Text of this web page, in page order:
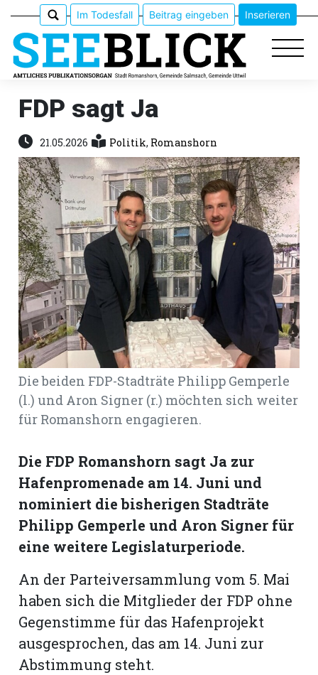
Epaper
Veranstaltungen
Erlebnisführer
App
Romanshorn:
offizielle
Mitteilungen
Im Todesfall Beitrag eingeben Inserieren
FDP sagt Ja
21.05.2026 Politik, Romanshorn
Die beiden FDP-Stadträte Philipp Gemperle
(l.) und Aron Signer (r.) möchten sich weiter
für Romanshorn engagieren.
Die FDP Romanshorn sagt Ja zur
Hafenpromenade am 14. Juni und
nominiert die bisherigen Stadträte
Philipp Gemperle und Aron Signer für
eine weitere Legislaturperiode.
An der Parteiversammlung vom 5. Mai
haben sich die Mitglieder der FDP ohne
Gegenstimme für das Hafenprojekt
ausgesprochen, das am 14. Juni zur
Abstimmung steht.